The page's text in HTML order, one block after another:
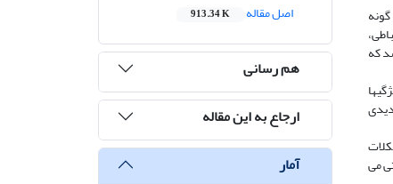
که
می
اصل مقاله
913.34 K
هم رسانی
ارجاع به این مقاله
آمار